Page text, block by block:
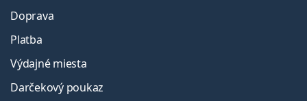
Doprava
Platba
Výdajné miesta
Darčekový poukaz